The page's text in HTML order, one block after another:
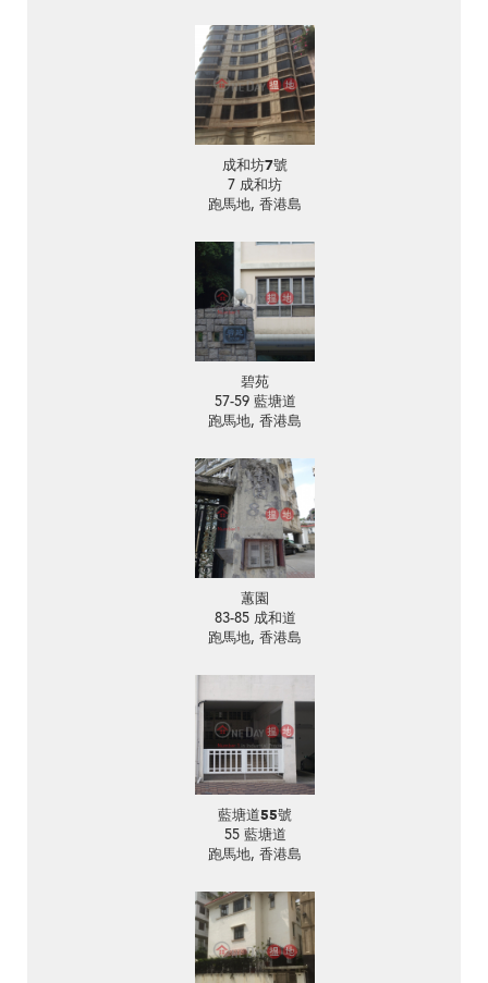
成和坊7號
7 成和坊
跑馬地, 香港島
碧苑
57-59 藍塘道
跑馬地, 香港島
蕙園
83-85 成和道
跑馬地, 香港島
藍塘道55號
55 藍塘道
跑馬地, 香港島